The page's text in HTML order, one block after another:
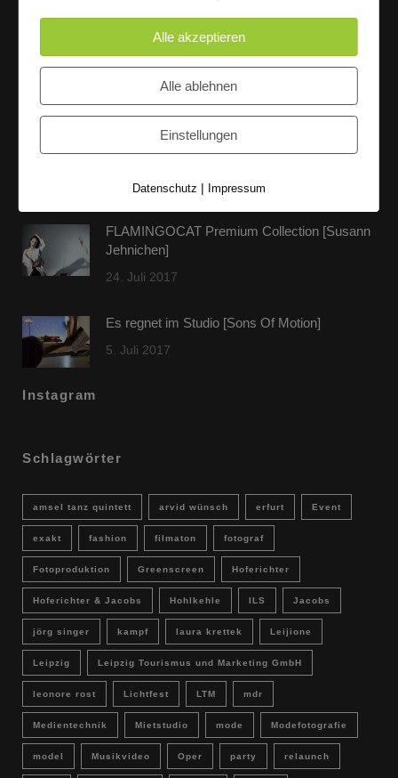
braucht: Technik, Platz, Couch und Kaffee. Folgt uns!
Letzte Beiträge
60 Jahre WG UNITAS eG [Scholz & Heinz]
FLAMINGOCAT Premium Collection [Susann
Jehnichen]
24. Juli 2017
Es regnet im Studio [Sons Of Motion]
5. Juli 2017
Instagram
Schlagwörter
amsel tanz quintett arvid wünsch erfurt Event
exakt fashion filmaton fotograf
Fotoproduktion Greenscreen Hoferichter
Hoferichter & Jacobs Hohlkehle ILS Jacobs
jörg singer kampf laura krettek Leijione
Leipzig Leipzig Tourismus und Marketing GmbH
leonore rost Lichtfest LTM mdr
Medientechnik Mietstudio mode Modefotografie
model Musikvideo Oper party relaunch
Alle akzeptieren
Alle ablehnen
Einstellungen
Datenschutz | Impressum